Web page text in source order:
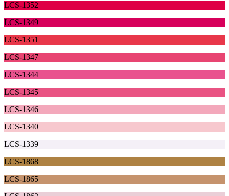
LCS-1352
LCS-1349
LCS-1351
LCS-1347
LCS-1344
LCS-1345
LCS-1346
LCS-1340
LCS-1339
LCS-1868
LCS-1865